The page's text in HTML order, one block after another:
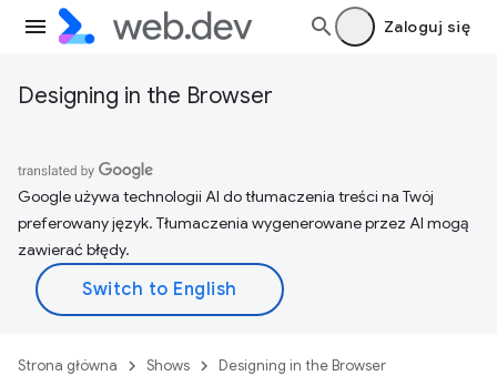
Zaloguj się
Designing in the Browser
Google używa technologii AI do tłumaczenia treści na Twój
preferowany język. Tłumaczenia wygenerowane przez AI mogą
zawierać błędy.
Strona główna Shows Designing in the Browser